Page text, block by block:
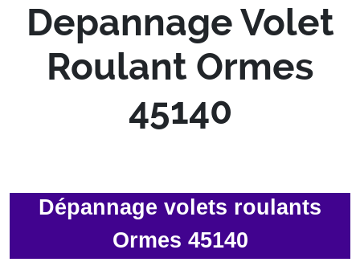
Depannage Volet
Roulant Ormes
45140
Dépannage volets roulants
Ormes 45140